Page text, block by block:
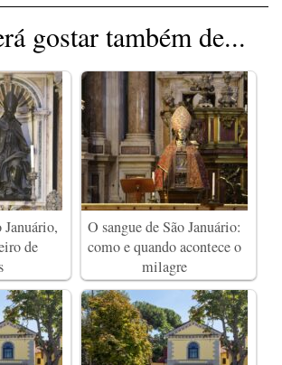
gostar também de...
de
O sangue de São Januário:
como e quando acontece o
milagre